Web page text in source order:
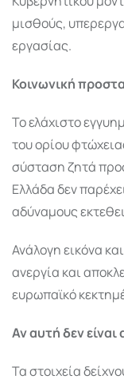
μισθούς,
εργασίας.
Κοινωνική
Το ελάχιστο
του ορίου
σύσταση ζητά
Ελλάδα δεν
αδύναμους
Ανάλογη εικόνα
ανεργία και
ευρωπαϊκό
Αν αυτή δεν είναι
Τα στοιχεία